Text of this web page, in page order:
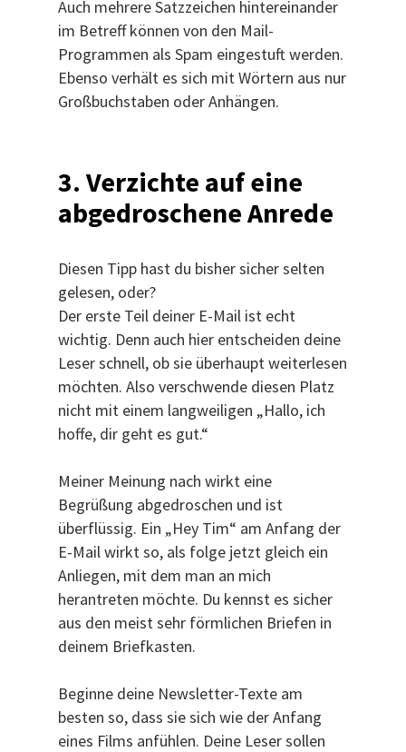
Auch mehrere Satzzeichen hintereinander
im Betreff können von den Mail-
Programmen als Spam eingestuft werden.
Ebenso verhält es sich mit Wörtern aus nur
Großbuchstaben oder Anhängen.
3. Verzichte auf eine
abgedroschene Anrede
Diesen Tipp hast du bisher sicher selten
gelesen, oder?
Der erste Teil deiner E-Mail ist echt
wichtig. Denn auch hier entscheiden deine
Leser schnell, ob sie überhaupt weiterlesen
möchten. Also verschwende diesen Platz
nicht mit einem langweiligen „Hallo, ich
hoffe, dir geht es gut.“
Meiner Meinung nach wirkt eine
Begrüßung abgedroschen und ist
überflüssig. Ein „Hey Tim“ am Anfang der
E-Mail wirkt so, als folge jetzt gleich ein
Anliegen, mit dem man an mich
herantreten möchte. Du kennst es sicher
aus den meist sehr förmlichen Briefen in
deinem Briefkasten.
Beginne deine Newsletter-Texte am
besten so, dass sie sich wie der Anfang
eines Films anfühlen. Deine Leser sollen